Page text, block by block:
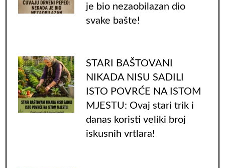
je bio nezaobilazan dio
svake bašte!
STARI BAŠTOVANI
NIKADA NISU SADILI
ISTO POVRĆE NA ISTOM
MJESTU: Ovaj stari trik i
danas koristi veliki broj
iskusnih vrtlara!